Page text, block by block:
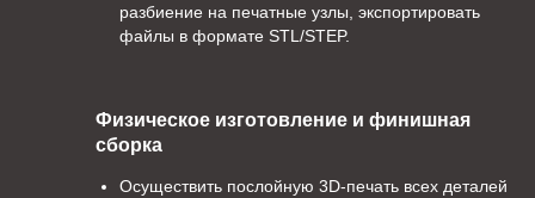
разбиение на печатные узлы, экспортировать
файлы в формате STL/STEP.
Физическое изготовление и финишная
сборка
Осуществить послойную 3D-печать всех деталей